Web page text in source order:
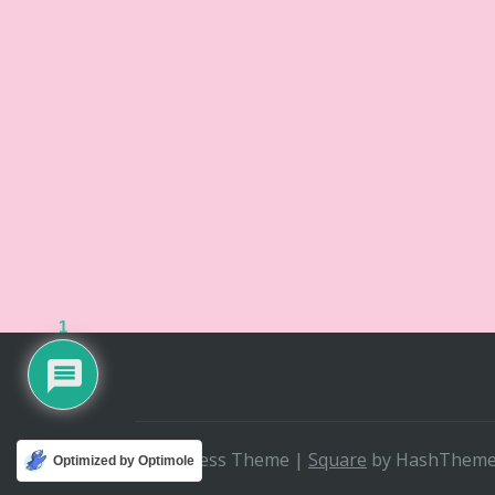
WordPress Theme | Square by
Optimized by Optimole
1